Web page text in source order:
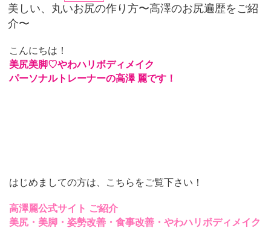
美しい、丸いお尻の作り方〜高澤のお尻遍歴をご紹
介〜
こんにちは！
美尻美脚♡やわハリボディメイク
パーソナルトレーナーの高澤 麗です！
はじめましての方は、こちらをご覧下さい！
高澤麗公式サイト ご紹介
美尻・美脚・姿勢改善・食事改善・やわハリボディメイク